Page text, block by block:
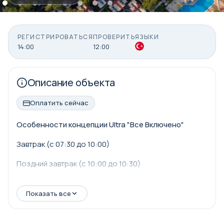
РЕГИСТРИРОВАТЬСЯ
14:00
ПРОВЕРИТЬ
12:00
ЯЗЫКИ
Описание объекта
Оплатить сейчас
Особенности концепции Ultra "Все Включено"
Завтрак (с 07:30 до 10:00)
Поздний завтрак (с 10:00 до 10:30)
Обед (с 12:30 до 14:00)
Ужин (с 18:30 до 21:00)
Показать все